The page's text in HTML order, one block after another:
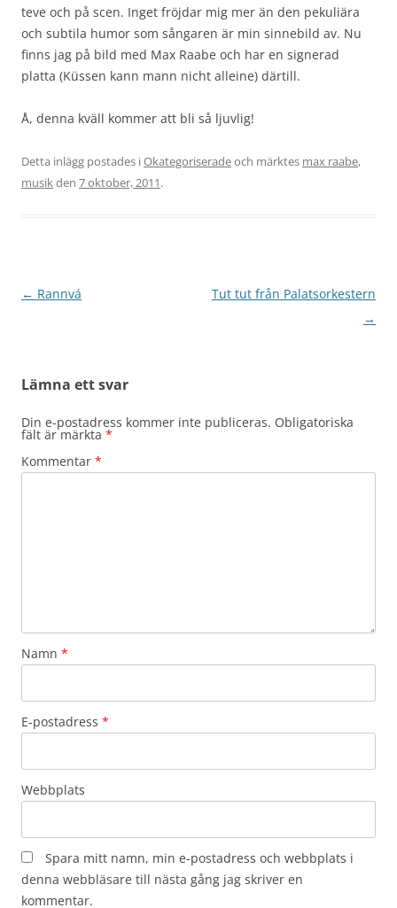
teve och på scen. Inget fröjdar mig mer än den pekuliära
och subtila humor som sångaren är min sinnebild av. Nu
finns jag på bild med Max Raabe och har en signerad
platta (Küssen kann mann nicht alleine) därtill.
Å, denna kväll kommer att bli så ljuvlig!
Detta inlägg postades iOkategoriseradeoch märktes max raabe,
musikden 7 oktober, 2011.
Inläggsnavigering
← Rannvá
Tut tut från Palatsorkestern
→
Lämna ett svar
Din e-postadress kommer inte publiceras. Obligatoriska
fält är märkta *
Kommentar *
Namn *
E-postadress *
Webbplats
Spara mitt namn, min e-postadress och webbplats i
denna webbläsare till nästa gång jag skriver en
kommentar.